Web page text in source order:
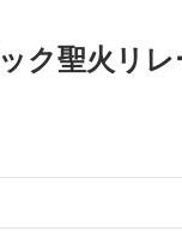
ック聖火リ